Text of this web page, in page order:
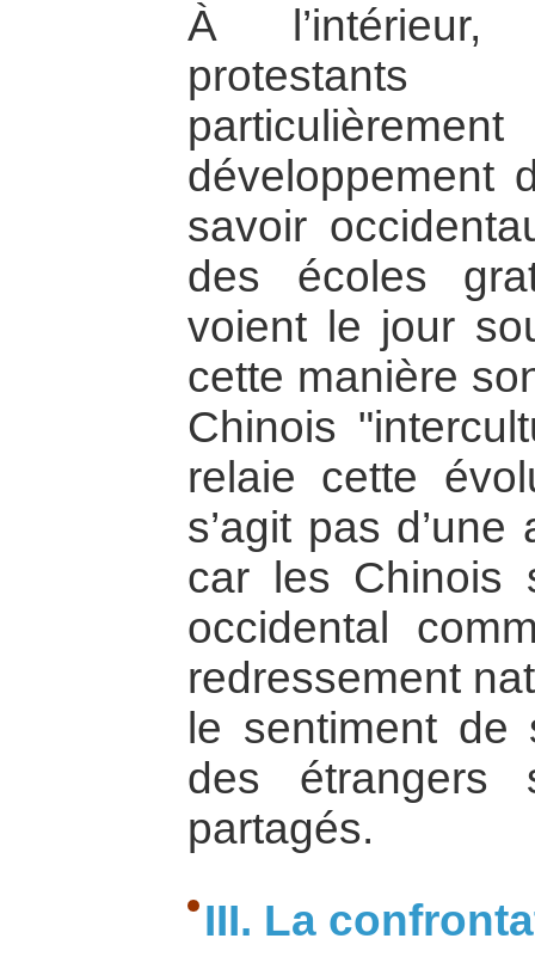
À l’intérieur,
développement
savoir
des écoles
voient le jour
cette manière
Chinois
relaie cette
s’agit pas
car les Chinois
occidental
redressement
le sentiment de
des étrangers
partagés.
III. La